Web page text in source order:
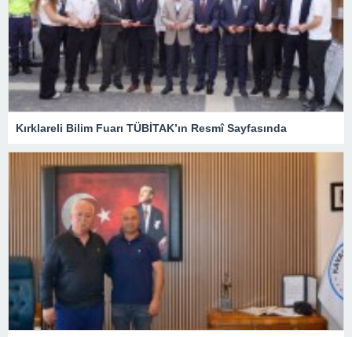
Kırklareli Bilim Fuarı TÜBİTAK’ın Resmî Sayfasında